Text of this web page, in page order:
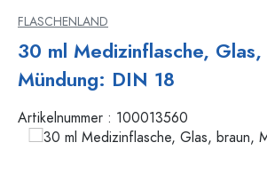
FLASCHENLAND
30 ml Medizinflasche,
Mündung: DIN 18
Artikelnummer : 100013560